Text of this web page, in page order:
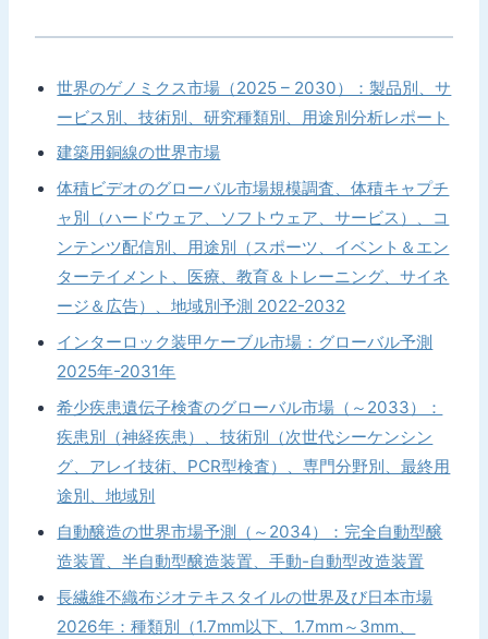
世界のゲノミクス市場（2025 – 2030）：製品別、サ
ービス別、技術別、研究種類別、用途別分析レポート
建築用銅線の世界市場
体積ビデオのグローバル市場規模調査、体積キャプチ
ャ別（ハードウェア、ソフトウェア、サービス）、コ
ンテンツ配信別、用途別（スポーツ、イベント＆エン
ターテイメント、医療、教育＆トレーニング、サイネ
ージ＆広告）、地域別予測 2022-2032
インターロック装甲ケーブル市場：グローバル予測
2025年-2031年
希少疾患遺伝子検査のグローバル市場（～2033）：
疾患別（神経疾患）、技術別（次世代シーケンシン
グ、アレイ技術、PCR型検査）、専門分野別、最終用
途別、地域別
自動醸造の世界市場予測（～2034）：完全自動型醸
造装置、半自動型醸造装置、手動-自動型改造装置
長繊維不織布ジオテキスタイルの世界及び日本市場
2026年：種類別（1.7mm以下、1.7mm～3mm、